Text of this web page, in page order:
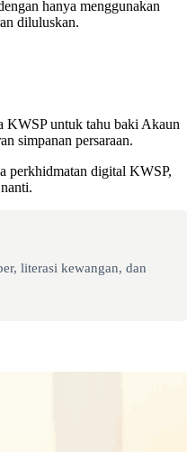
hanya menggunakan
diluluskan.
KWSP untuk tahu baki Akaun
simpanan persaraan.
perkhidmatan digital KWSP,
literasi kewangan, dan